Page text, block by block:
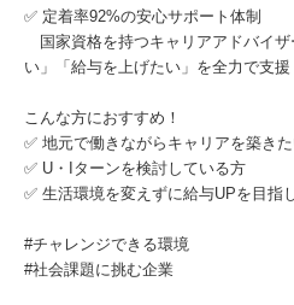
✅ 定着率92%の安心サポート体制
国家資格を持つキャリアアドバイ
い」「給与を上げたい」を全力で支援
こんな方におすすめ！
✅ 地元で働きながらキャリアを築き
✅ U・Iターンを検討している方
✅ 生活環境を変えずに給与UPを目指
#チャレンジできる環境
#社会課題に挑む企業